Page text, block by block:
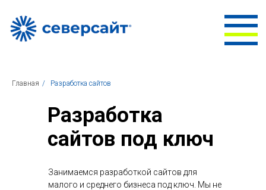
Главная / Разработка сайтов
Разработка
сайтов под ключ
Занимаемся разработкой сайтов для
малого и среднего бизнеса под ключ. Мы не